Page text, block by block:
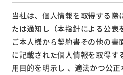
当社は、個人情報を取得する際
たは通知し（本指針による公表
ご本人様から契約書その他の書
に記載された個人情報を取得す
用目的を明示し 、適法かつ公